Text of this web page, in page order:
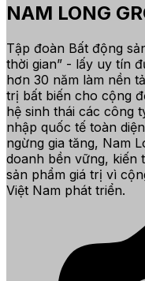
NAM LONG
Tập đoàn Bất động
thời gian” - lấy uy tín
hơn 30 năm làm nền
trị bất biến cho cộng
hệ sinh thái các công
nhập quốc tế toàn
ngừng gia tăng, Nam
doanh bền vững, kiến
sản phẩm giá trị vì
Việt Nam phát triển.